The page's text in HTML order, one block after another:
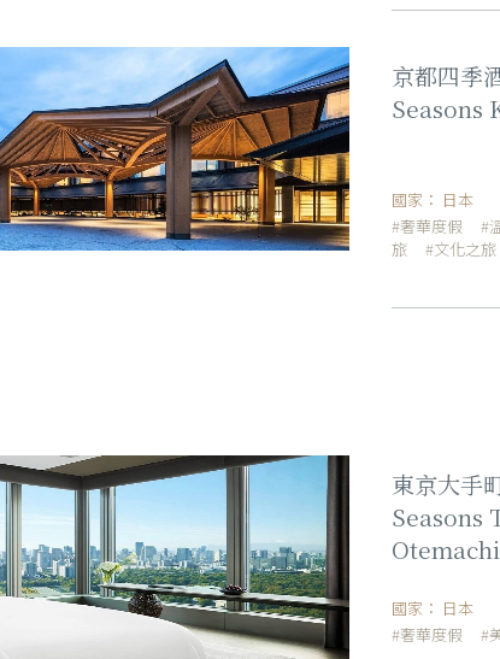
京都四季
Seasons
國家： 日本
#奢華度假
#
旅
#文化之旅
東京大手
Seasons
Otemachi
國家： 日本
#奢華度假
#